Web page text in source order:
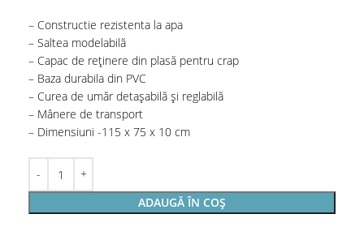
– Constructie rezistenta la apa
– Saltea modelabilă
– Capac de reținere din plasă pentru crap
– Baza durabila din PVC
– Curea de umăr detașabilă și reglabilă
– Mânere de transport
– Dimensiuni -115 x 75 x 10 cm
ADAUGĂ ÎN COȘ